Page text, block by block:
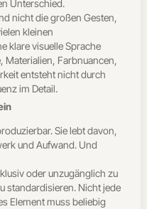
Unterschied.
nicht die großen Gesten,
kleinen
klare visuelle Sprache
Farbnuancen,
entsteht nicht durch
im Detail.
Sie lebt davon,
und Aufwand. Und
oder unzugänglich zu
standardisieren. Nicht jede
Element muss beliebig